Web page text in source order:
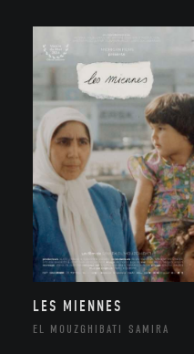
LES MIENNES
EL MOUZGHIBATI SAMIRA